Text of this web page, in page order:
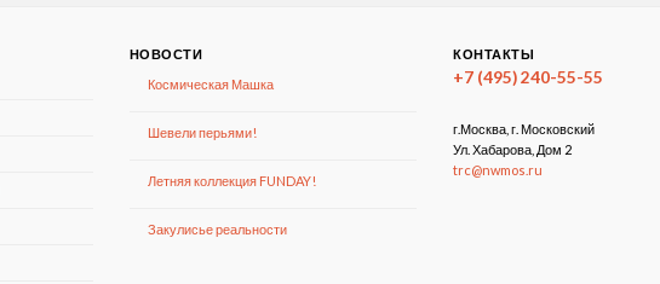
НОВОСТИ
Космическая Машка
Шевели перьями!
Летняя коллекция FUNDAY!
Закулисье реальности
КОНТАКТЫ
+7 (495) 240-55-55
г.Москва, г. Московский
Ул. Хабарова, Дом 2
trc@nwmos.ru